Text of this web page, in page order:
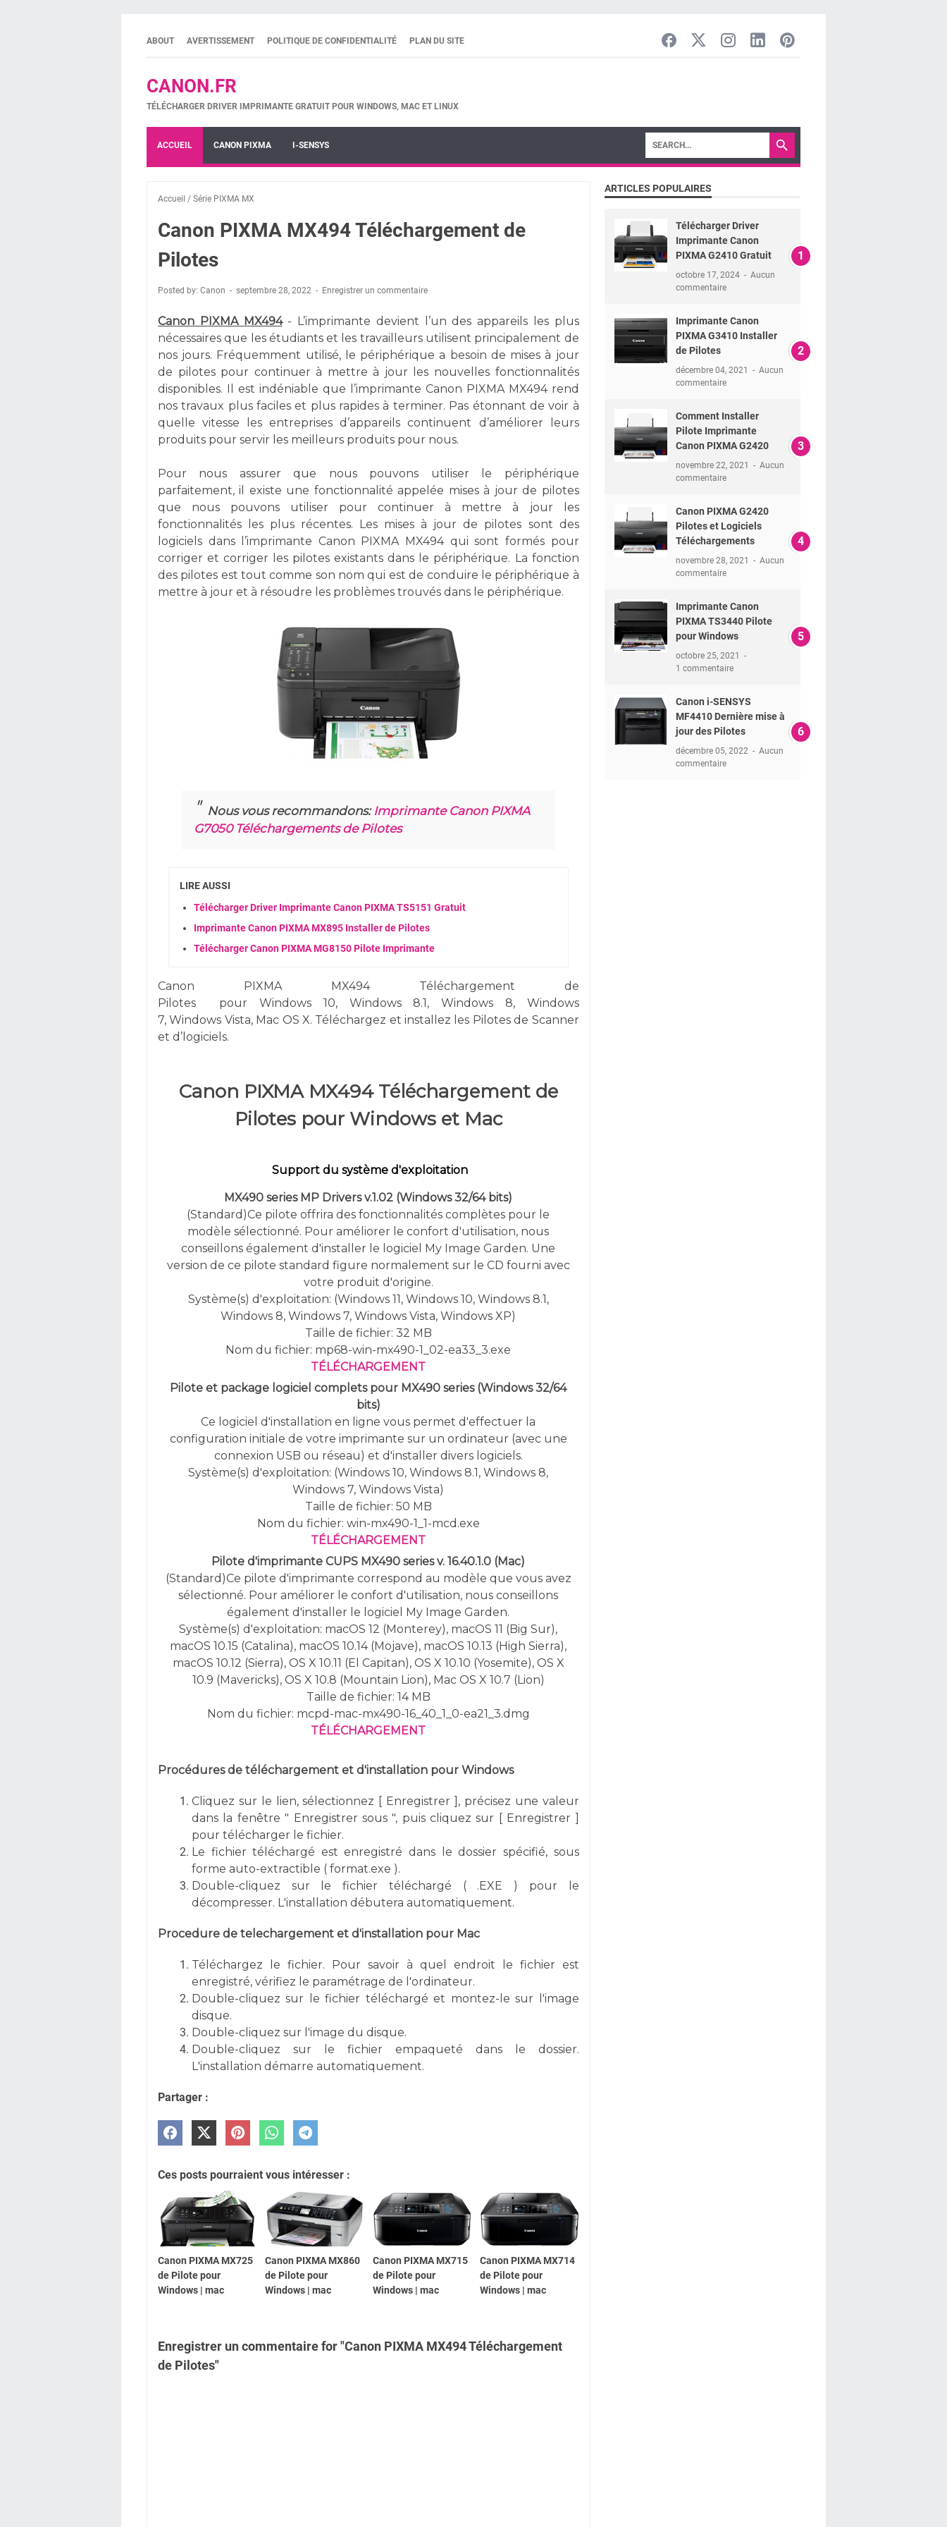
ABOUT AVERTISSEMENT POLITIQUE DE CONFIDENTIALITÉ PLAN DU SITE
CANON.FR
TÉLÉCHARGER DRIVER IMPRIMANTE GRATUIT POUR WINDOWS, MAC ET LINUX
ACCUEIL CANON PIXMA I-SENSYS
Accueil / Série PIXMA MX
Canon PIXMA MX494 Téléchargement de
Pilotes
Posted by: Canon septembre 28, 2022 Enregistrer un commentaire
Canon PIXMA MX494- L’imprimante devient l’un des appareils les plus
nécessaires que les étudiants et les travailleurs utilisent principalement de
nos jours. Fréquemment utilisé, le périphérique a besoin de mises à jour
de pilotes pour continuer à mettre à jour les nouvelles fonctionnalités
disponibles. Il est indéniable que l’imprimante Canon PIXMA MX494 rend
nos travaux plus faciles et plus rapides à terminer. Pas étonnant de voir à
quelle vitesse les entreprises d’appareils continuent d’améliorer leurs
produits pour servir les meilleurs produits pour nous.
Pour nous assurer que nous pouvons utiliser le périphérique
parfaitement, il existe une fonctionnalité appelée mises à jour de pilotes
que nous pouvons utiliser pour continuer à mettre à jour les
fonctionnalités les plus récentes. Les mises à jour de pilotes sont des
logiciels dans l’imprimante Canon PIXMA MX494 qui sont formés pour
corriger et corriger les pilotes existants dans le périphérique. La fonction
des pilotes est tout comme son nom qui est de conduire le périphérique à
mettre à jour et à résoudre les problèmes trouvés dans le périphérique.
Nous vous recommandons: Imprimante Canon PIXMA
G7050 Téléchargements de Pilotes
LIRE AUSSI
Télécharger Driver Imprimante Canon PIXMA TS5151 Gratuit
Imprimante Canon PIXMA MX895 Installer de Pilotes
Télécharger Canon PIXMA MG8150 Pilote Imprimante
Canon PIXMA MX494 Téléchargement de
Pilotes
pour Windows 10, Windows 8.1, Windows 8, Windows
7,Windows Vista, Mac OS X. Téléchargez et installez les Pilotes de Scanner
et d’logiciels.
Canon PIXMA MX494 Téléchargement de
Pilotes pour Windows et Mac
Support du système d'exploitation
MX490 series MP Drivers v.1.02 (Windows 32/64 bits)
(Standard)Ce pilote offrira des fonctionnalités complètes pour le
modèle sélectionné. Pour améliorer le confort d'utilisation, nous
conseillons également d'installer le logiciel My Image Garden. Une
version de ce pilote standard figure normalement sur le CD fourni avec
votre produit d'origine.
Système(s) d'exploitation: (Windows11, Windows10, Windows 8.1,
Windows 8, Windows 7, Windows Vista, Windows XP)
Taille de fichier: 32 MB
Nom du fichier: mp68-win-mx490-1_02-ea33_3.exe
TÉLÉCHARGEMENT
Pilote et package logiciel complets pour MX490 series (Windows 32/64
bits)
Ce logiciel d'installation en ligne vous permet d'effectuer la
configuration initiale de votre imprimante sur un ordinateur (avec une
connexion USB ou réseau) et d'installer divers logiciels.
Système(s) d'exploitation: (Windows 10, Windows 8.1, Windows 8,
Windows 7, Windows Vista)
Taille de fichier: 50 MB
Nom du fichier: win-mx490-1_1-mcd.exe
TÉLÉCHARGEMENT
Pilote d'imprimante CUPS MX490 series v. 16.40.1.0 (Mac)
(Standard)Ce pilote d'imprimante correspond au modèle que vous avez
sélectionné. Pour améliorer le confort d'utilisation, nous conseillons
également d'installer le logiciel My Image Garden.
Système(s) d'exploitation: macOS 12 (Monterey), macOS 11 (Big Sur),
macOS 10.15 (Catalina), macOS 10.14 (Mojave), macOS 10.13 (High Sierra),
macOS 10.12 (Sierra), OS X 10.11 (El Capitan), OS X 10.10 (Yosemite), OS X
10.9 (Mavericks), OS X 10.8 (Mountain Lion), Mac OS X 10.7 (Lion)
Taille de fichier: 14 MB
Nom du fichier: mcpd-mac-mx490-16_40_1_0-ea21_3.dmg
TÉLÉCHARGEMENT
Procédures de téléchargement et d'installation pour Windows
Cliquez sur le lien, sélectionnez [ Enregistrer ], précisez une valeur
dans la fenêtre " Enregistrer sous ", puis cliquez sur [ Enregistrer ]
pour télécharger le fichier.
Le fichier téléchargé est enregistré dans le dossier spécifié, sous
forme auto-extractible ( format.exe ).
Double-cliquez sur le fichier téléchargé ( .EXE ) pour le
décompresser. L'installation débutera automatiquement.
Procedure de telechargement et d'installation pour Mac
Téléchargez le fichier. Pour savoir à quel endroit le fichier est
enregistré, vérifiez le paramétrage de l'ordinateur.
Double-cliquez sur le fichier téléchargé et montez-le sur l'image
disque.
Double-cliquez sur l'image du disque.
Double-cliquez sur le fichier empaqueté dans le dossier.
L'installation démarre automatiquement.
Partager :
Ces posts pourraient vous intéresser :
Canon PIXMA MX725
de Pilote pour
Windows | mac
Canon PIXMA MX860
de Pilote pour
Windows | mac
Canon PIXMA MX715
de Pilote pour
Windows | mac
Canon PIXMA MX714
de Pilote pour
Windows | mac
Enregistrer un commentaire for "Canon PIXMA MX494 Téléchargement
de Pilotes"
ARTICLES POPULAIRES
Télécharger Driver
Imprimante Canon
PIXMA G2410 Gratuit
octobre 17, 2024
Aucun
commentaire
Imprimante Canon
PIXMA G3410 Installer
de Pilotes
décembre 04, 2021
Aucun
commentaire
Comment Installer
Pilote Imprimante
Canon PIXMA G2420
novembre 22, 2021
Aucun
commentaire
Canon PIXMA G2420
Pilotes et Logiciels
Téléchargements
novembre 28, 2021
Aucun
commentaire
Imprimante Canon
PIXMA TS3440 Pilote
pour Windows
octobre 25, 2021
1 commentaire
Canon i-SENSYS
MF4410 Dernière mise à
jour des Pilotes
décembre 05, 2022
Aucun
commentaire